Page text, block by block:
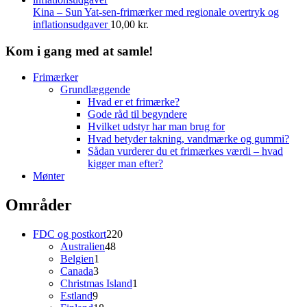
Kina – Sun Yat-sen-frimærker med regionale overtryk og
inflationsudgaver 10,00 kr.
Kom i gang med at samle!
Frimærker
Grundlæggende
Hvad er et frimærke?
Gode råd til begyndere
Hvilket udstyr har man brug for
Hvad betyder takning, vandmærke og gummi?
Sådan vurderer du et frimærkes værdi – hvad
kigger man efter?
Mønter
Områder
FDC og postkort220220
Australien4848
Belgien1
Canada33
varer
Christmas Island1
Estland99